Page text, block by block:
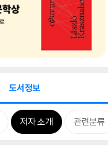
도서정보
저자 소개 관련분류